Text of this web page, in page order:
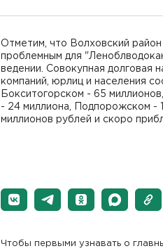
Отметим, что Волховский
проблемным для
ведении. Совокупная долговая
компаний, юрлиц и населения
Бокситогорском - 65
- 24 миллиона, Подпорожском -
миллионов рублей и скоро
Чтобы первыми узнавать о